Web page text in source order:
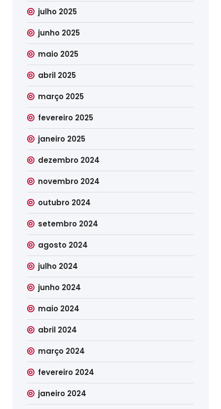
julho 2025
junho 2025
maio 2025
abril 2025
março 2025
fevereiro 2025
janeiro 2025
dezembro 2024
novembro 2024
outubro 2024
setembro 2024
agosto 2024
julho 2024
junho 2024
maio 2024
abril 2024
março 2024
fevereiro 2024
janeiro 2024